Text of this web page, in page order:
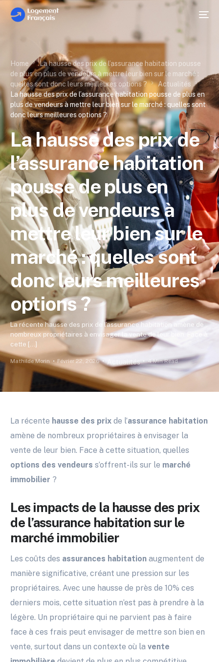
Home
La hausse des prix de l’assurance habitation pousse
de plus en plus de vendeurs à mettre leur bien sur le marché :
quelles sont donc leurs meilleures options ?
Actualités
La hausse des prix de l’assurance habitation pousse de plus en
plus de vendeurs à mettre leur bien sur le marché : quelles sont
donc leurs meilleures options ?
La hausse des prix de
l’assurance habitation
pousse de plus en
plus de vendeurs à
mettre leur bien sur le
marché : quelles sont
donc leurs meilleures
options ?
La récente hausse des prix de l’assurance habitation amène de
nombreux propriétaires à envisager la vente de leur bien. Face à
cette […]
Mathilde Morin Février 22, 2026 Actualités 4 Min Read
La récente hausse des prix de l’assurance habitation
amène de nombreux propriétaires à envisager la
vente de leur bien. Face à cette situation, quelles
options des vendeurs s’offrent-ils sur le marché
immobilier ?
Les impacts de la hausse des prix
de l’assurance habitation sur le
marché immobilier
Les coûts des assurances habitation augmentent de
manière significative, créant une pression sur les
propriétaires. Avec une hausse de près de 10% ces
derniers mois, cette situation n’est pas à prendre à la
légère. Un propriétaire qui ne parvient pas à faire
face à ces frais peut envisager de mettre son bien en
vente, surtout dans un contexte où lavente